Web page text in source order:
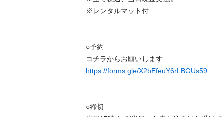
※レンタルマット付
○予約
https://forms.gle/X2bEfeuY6rLBGUs59
○締切